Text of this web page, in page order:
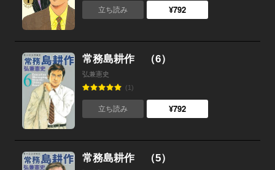
立ち読み ¥792
常務島耕作 （6）
弘兼憲史
(1)
立ち読み ¥792
常務島耕作 （5）